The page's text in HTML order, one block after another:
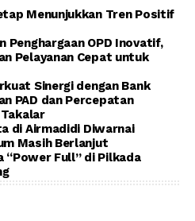
Menunjukkan Tren Positif
Penghargaan OPD Inovatif,
Pelayanan Cepat untuk
Sinergi dengan Bank
PAD dan Percepatan
di Airmadidi Diwarnai
Masih Berlanjut
“Power Full” di Pilkada